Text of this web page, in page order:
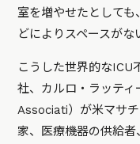
室を増やせたとして
どによりスペースがな
こうした世界的なICU
社、カルロ・ラッテ
Associati）が米マサ
家、医療機器の供給